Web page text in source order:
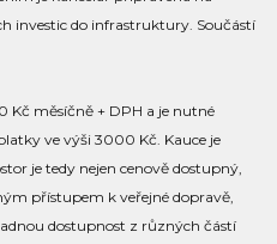
investic do infrastruktury. Součástí
Kč měsíčně + DPH a je nutné
ve výši 3000 Kč. Kauce je
je tedy nejen cenově dostupný,
přístupem k veřejné dopravě,
dostupnost z různých částí